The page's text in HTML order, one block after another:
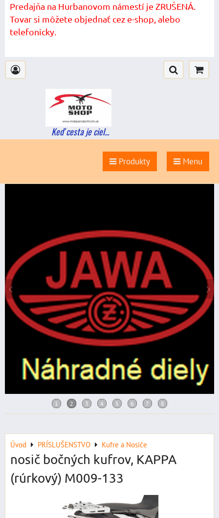
Predajňa na Hurbanovom námestí je ZRUŠENÁ.
Tovar si môžete objednať cez e-shop, alebo
telefonicky.
Keď cesta je ciel...
Produkty Menu
Úvod PRÍSLUŠENSTVO Kufre a Nosiče
nosič bočných kufrov, KAPPA
(rúrkový) M009-133